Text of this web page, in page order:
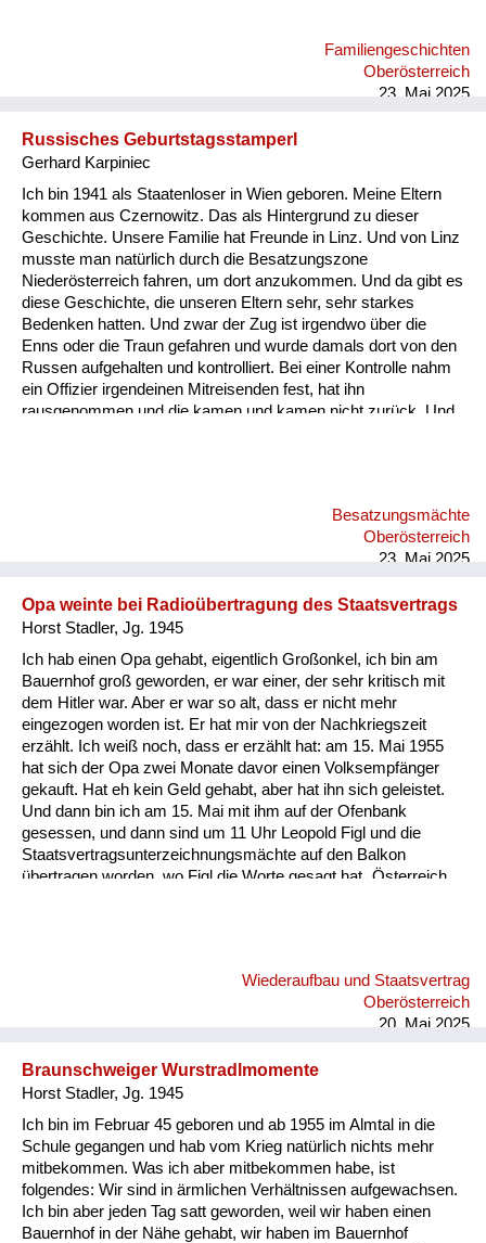
meiner Schwester alles weitere besprechen. DieToten dieses
Familiengeschichten
Oberösterreich
23. Mai 2025
Russisches Geburtstagsstamperl
Gerhard Karpiniec
Ich bin 1941 als Staatenloser in Wien geboren. Meine Eltern
kommen aus Czernowitz. Das als Hintergrund zu dieser
Geschichte. Unsere Familie hat Freunde in Linz. Und von Linz
musste man natürlich durch die Besatzungszone
Niederösterreich fahren, um dort anzukommen. Und da gibt es
diese Geschichte, die unseren Eltern sehr, sehr starkes
Bedenken hatten. Und zwar der Zug ist irgendwo über die
Enns oder die Traun gefahren und wurde damals dort von den
Russen aufgehalten und kontrolliert. Bei einer Kontrolle nahm
ein Offizier irgendeinen Mitreisenden fest, hat ihn
rausgenommen und die kamen und kamen nicht zurück. Und
natürlich doch sehr bedrückt hat, weil damals gab es einige
Verschleppungen, die auch bekannt wurden, meist nur durch
Besatzungsmächte
Oberösterreich
23. Mai 2025
Opa weinte bei Radioübertragung des Staatsvertrags
Horst Stadler, Jg. 1945
Ich hab einen Opa gehabt, eigentlich Großonkel, ich bin am
Bauernhof groß geworden, er war einer, der sehr kritisch mit
dem Hitler war. Aber er war so alt, dass er nicht mehr
eingezogen worden ist. Er hat mir von der Nachkriegszeit
erzählt. Ich weiß noch, dass er erzählt hat: am 15. Mai 1955
hat sich der Opa zwei Monate davor einen Volksempfänger
gekauft. Hat eh kein Geld gehabt, aber hat ihn sich geleistet.
Und dann bin ich am 15. Mai mit ihm auf der Ofenbank
gesessen, und dann sind um 11 Uhr Leopold Figl und die
Staatsvertragsunterzeichnungsmächte auf den Balkon
übertragen worden, wo Figl die Worte gesagt hat „Österreich
was für ein Schatz das ist, wenn man das verloren gehabt hat.
Für mich ist das sicher in meiner Einstellung ein Wendep...
Wiederaufbau und Staatsvertrag
Oberösterreich
20. Mai 2025
Braunschweiger Wurstradlmomente
Horst Stadler, Jg. 1945
Ich bin im Februar 45 geboren und ab 1955 im Almtal in die
Schule gegangen und hab vom Krieg natürlich nichts mehr
mitbekommen. Was ich aber mitbekommen habe, ist
folgendes: Wir sind in ärmlichen Verhältnissen aufgewachsen.
Ich bin aber jeden Tag satt geworden, weil wir haben einen
Bauernhof in der Nähe gehabt, wir haben im Bauernhof